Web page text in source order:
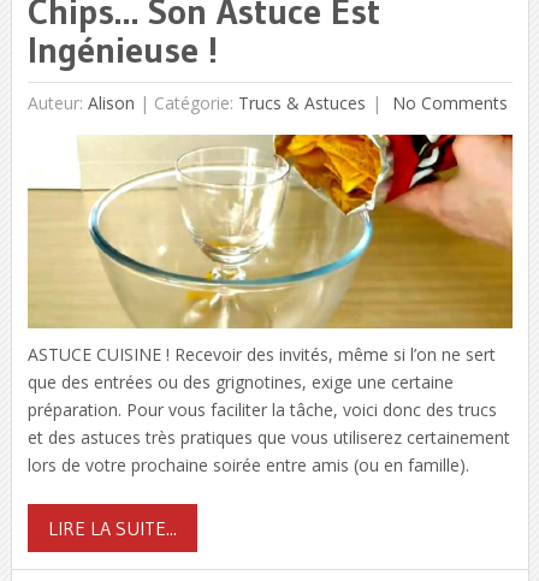
Chips… Son Astuce Est
Ingénieuse !
Auteur: Alison | Catégorie: Trucs & Astuces No Comments
ASTUCE CUISINE ! Recevoir des invités, même si l’on ne sert
que des entrées ou des grignotines, exige une certaine
préparation. Pour vous faciliter la tâche, voici donc des trucs
et des astuces très pratiques que vous utiliserez certainement
lors de votre prochaine soirée entre amis (ou en famille).
LIRE LA SUITE...